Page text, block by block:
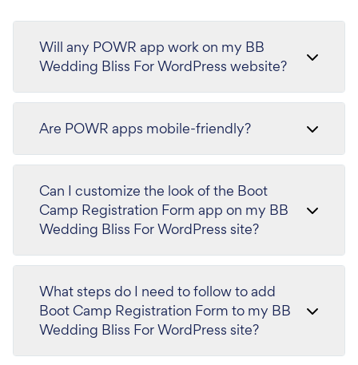
Will any POWR app work on my BB
Wedding Bliss For WordPress website?
Are POWR apps mobile-friendly?
Can I customize the look of the Boot
Camp Registration Form app on my BB
Wedding Bliss For WordPress site?
What steps do I need to follow to add
Boot Camp Registration Form to my BB
Wedding Bliss For WordPress site?